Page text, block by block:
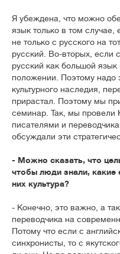
Я убеждена, что можно
язык только в том случае,
не только с русского на
русский. Во-вторых, если
русский как большой язык
положении. Поэтому надо
культурного наследия,
прирастал. Поэтому мы
семинар. Так, мы провели
писателями и
обсуждали эти
- Можно сказать, что
чтобы люди знали, какие
них культура?
- Конечно, это важно, а
переводчика на
Потому что если с
синхронисты, то с